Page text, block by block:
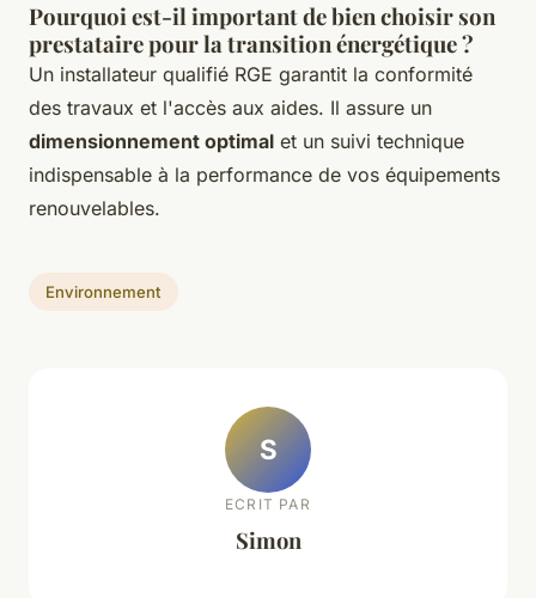
Pourquoi est-il important de bien choisir son
prestataire pour la transition énergétique ?
Un installateur qualifié RGE garantit la conformité
des travaux et l'accès aux aides. Il assure un
dimensionnement optimal et un suivi technique
indispensable à la performance de vos équipements
renouvelables.
Environnement
S
ECRIT PAR
Simon